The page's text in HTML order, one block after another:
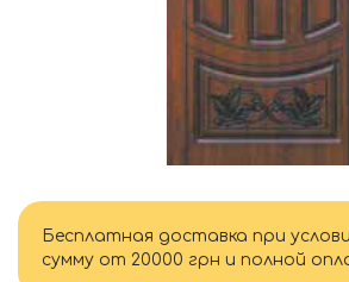
Бесплатная доставка при
сумму от 20000 грн и полной